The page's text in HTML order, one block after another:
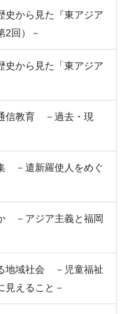
から見た『東アジア
2回）－
から見た「東アジア
信教育 －過去・現
－遣新羅使人をめぐ
－アジア主義と福岡
地域社会 －児童福祉
見えること－